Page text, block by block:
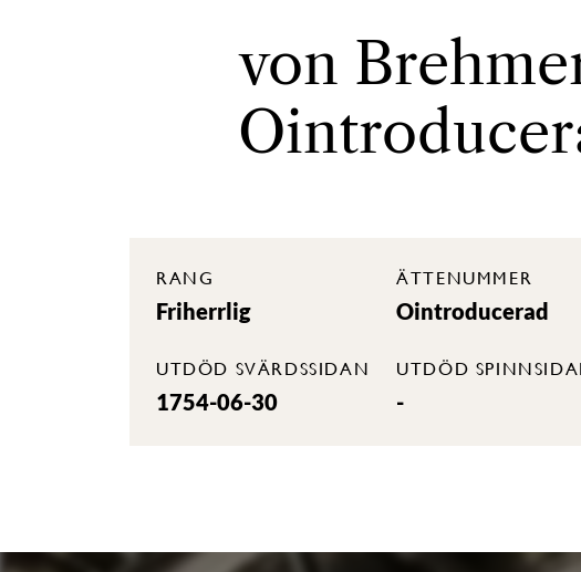
von
RANG
Friherrlig
ÄTTENUMMER
Ointroducerad
UTDÖD SVÄRDSSIDAN
1754-06-30
UTDÖD
-